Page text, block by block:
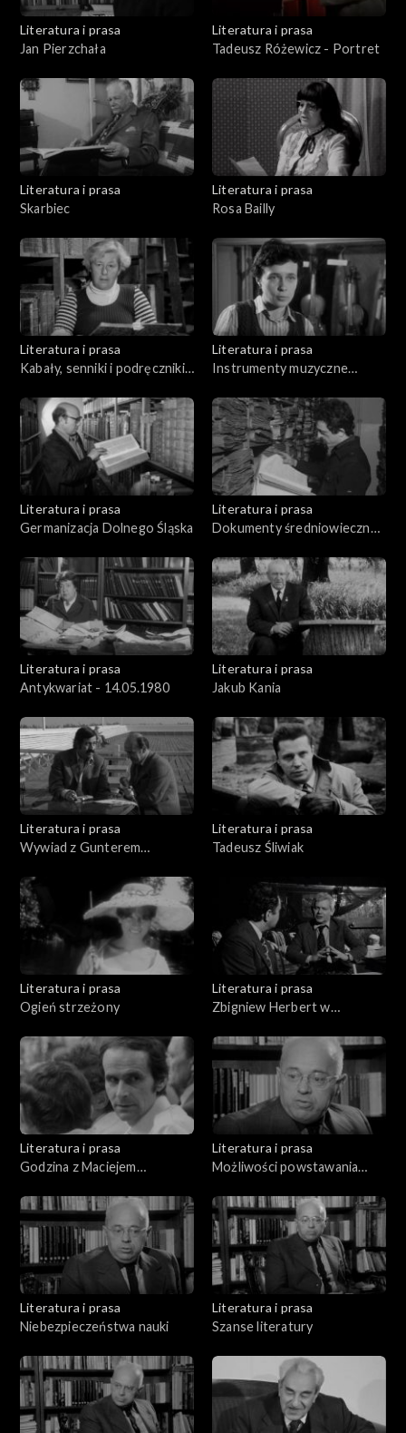
Literatura i prasa
Jan Pierzchała
Literatura i prasa
Tadeusz Różewicz - Portret
Literatura i prasa
Skarbiec
Literatura i prasa
Rosa Bailly
Literatura i prasa
Kabały, senniki i podręczniki
Literatura i prasa
Instrumenty muzyczne
renesansu
Literatura i prasa
Germanizacja Dolnego Śląska
Literatura i prasa
Dokumenty średniowieczne i
Literatura i prasa
Antykwariat - 14.05.1980
Literatura i prasa
Jakub Kania
Literatura i prasa
Wywiad z Gunterem
Literatura i prasa
Tadeusz Śliwiak
Literatura i prasa
Ogień strzeżony
Literatura i prasa
Zbigniew Herbert w
Literatura i prasa
Godzina z Maciejem
Literatura i prasa
Możliwości powstawania
Literatura i prasa
Niebezpieczeństwa nauki
Literatura i prasa
Szanse literatury